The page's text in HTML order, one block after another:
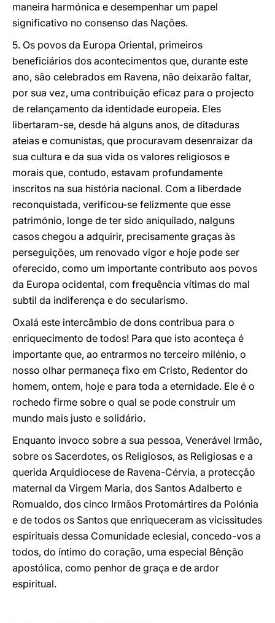
maneira harmónica e desempenhar um papel
significativo no consenso das Nações.
5. Os povos da Europa Oriental, primeiros
beneficiários dos acontecimentos que, durante este
ano, são celebrados em Ravena, não deixarão faltar,
por sua vez, uma contribuição eficaz para o projecto
de relançamento da identidade europeia. Eles
libertaram-se, desde há alguns anos, de ditaduras
ateias e comunistas, que procuravam desenraizar da
sua cultura e da sua vida os valores religiosos e
morais que, contudo, estavam profundamente
inscritos na sua história nacional. Com a liberdade
reconquistada, verificou-se felizmente que esse
património, longe de ter sido aniquilado, nalguns
casos chegou a adquirir, precisamente graças às
perseguições, um renovado vigor e hoje pode ser
oferecido, como um importante contributo aos povos
da Europa ocidental, com frequência vítimas do mal
subtil da indiferença e do secularismo.
Oxalá este intercâmbio de dons contribua para o
enriquecimento de todos! Para que isto aconteça é
importante que, ao entrarmos no terceiro milénio, o
nosso olhar permaneça fixo em Cristo, Redentor do
homem, ontem, hoje e para toda a eternidade. Ele é o
rochedo firme sobre o qual se pode construir um
mundo mais justo e solidário.
Enquanto invoco sobre a sua pessoa, Venerável Irmão,
sobre os Sacerdotes, os Religiosos, as Religiosas e a
querida Arquidiocese de Ravena-Cérvia, a protecção
maternal da Virgem Maria, dos Santos Adalberto e
Romualdo, dos cinco Irmãos Protomártires da Polónia
e de todos os Santos que enriqueceram as vicissitudes
espirituais dessa Comunidade eclesial, concedo-vos a
todos, do íntimo do coração, uma especial Bênção
apostólica, como penhor de graça e de ardor
espiritual.